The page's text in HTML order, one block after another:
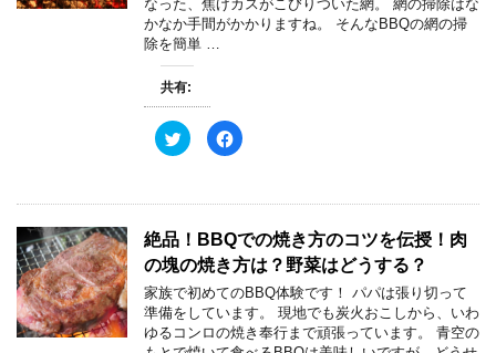
有
(
新
し
ウ
ィ
ン
ド
ウ
で
開
)
ク
リ
ッ
い
新
ィ
ド
ウ
で
開
き
ま
す
)
なった、焦げカスがこびりついた網。 網の掃除はな
かなか手間がかかりますね。 そんなBBQの網の掃
除を簡単 …
共有:
ク
リ
て
t
r
で
共
有
(
F
a
o
で
共
有
る
に
は
ク
リ
絶品！BBQでの焼き方のコツを伝授！肉
の塊の焼き方は？野菜はどうする？
家族で初めてのBBQ体験です！ パパは張り切って
準備をしています。 現地でも炭火おこしから、いわ
ゆるコンロの焼き奉行まで頑張っています。 青空の